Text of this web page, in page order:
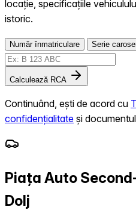
locație, specificațiile
istoric.
Număr înmatriculare Serie
Calculează RCA
Continuând, ești de acord cu
confidențialitate și documentul
Piața Auto
Dolj